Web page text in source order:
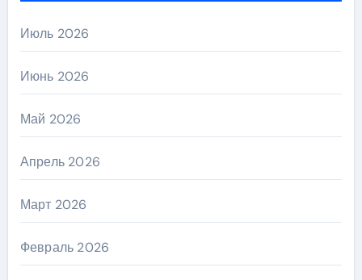
Июль 2026
Июнь 2026
Май 2026
Апрель 2026
Март 2026
Февраль 2026